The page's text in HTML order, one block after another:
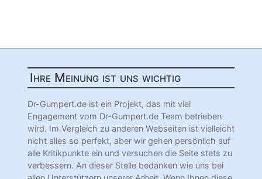
Ihre Meinung ist uns wichtig
Dr-Gumpert.de ist ein Projekt, das mit viel
Engagement vom Dr-Gumpert.de Team betrieben
wird. Im Vergleich zu anderen Webseiten ist vielleicht
nicht alles so perfekt, aber wir gehen persönlich auf
alle Kritikpunkte ein und versuchen die Seite stets zu
verbessern. An dieser Stelle bedanken wie uns bei